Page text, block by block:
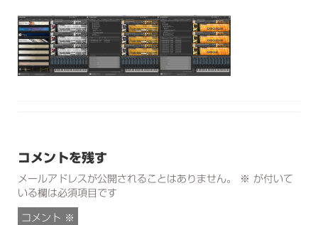
コメントを残す
メールアドレスが公開されることはありません。 ※ が付いて
いる欄は必須項目です
コメント ※